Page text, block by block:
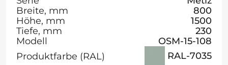
Breite, mm
800
Höhe, mm
1500
Tiefe, mm
230
Modell
OSM-15-108
Produktfarbe (RAL)
RAL-7035